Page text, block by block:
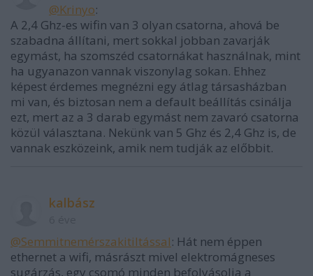
@Krinyo:
A 2,4 Ghz-es wifin van 3 olyan csatorna, ahová be
szabadna állítani, mert sokkal jobban zavarják
egymást, ha szomszéd csatornákat használnak, mint
ha ugyanazon vannak viszonylag sokan. Ehhez
képest érdemes megnézni egy átlag társasházban
mi van, és biztosan nem a default beállítás csinálja
ezt, mert az a 3 darab egymást nem zavaró csatorna
közül választana. Nekünk van 5 Ghz és 2,4 Ghz is, de
vannak eszközeink, amik nem tudják az előbbit.
kalbász
@Semmitnemérszakitiltással: Hát nem éppen
ethernet a wifi, másrászt mivel elektromágneses
sugárzás, egy csomó minden befolyásolja a